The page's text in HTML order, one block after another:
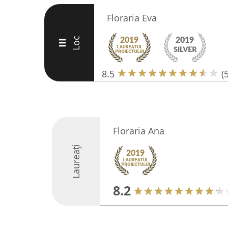
III Loc
Floraria Eva
8.5
Laureați
Floraria Ana
8.2